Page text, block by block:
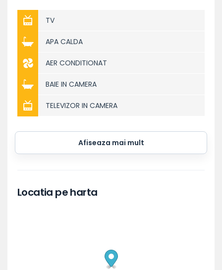
TV
APA CALDA
AER CONDITIONAT
BAIE IN CAMERA
TELEVIZOR IN CAMERA
Afiseaza mai mult
Locatia pe harta